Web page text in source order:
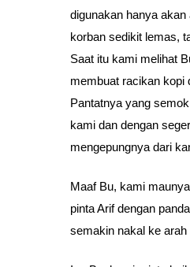
digunakan hanya
korban sedikit lemas,
Saat itu kami melihat
membuat racikan kopi
Pantatnya yang
kami dan dengan
mengepungnya dari
Maaf Bu, kami
pinta Arif dengan
semakin nakal ke arah